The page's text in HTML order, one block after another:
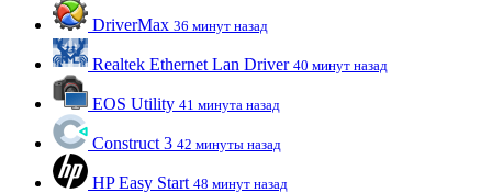
DriverMax 36 минут назад
Realtek Ethernet Lan Driver 40 минут назад
EOS Utility 41 минута назад
Construct 3 42 минуты назад
HP Easy Start 48 минут назад